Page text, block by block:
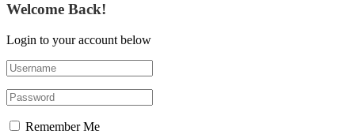
Welcome Back!
Login to your account below
Remember Me